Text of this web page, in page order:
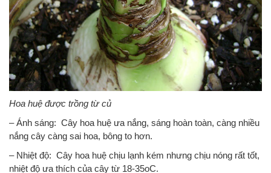
Hoa huệ được trồng từ củ
– Ánh sáng: Cây hoa huệ ưa nắng, sáng hoàn toàn, càng nhiều
nắng cây càng sai hoa, bông to hơn.
– Nhiệt độ: Cây hoa huệ chịu lạnh kém nhưng chịu nóng rất tốt,
nhiệt độ ưa thích của cây từ 18-35oC.